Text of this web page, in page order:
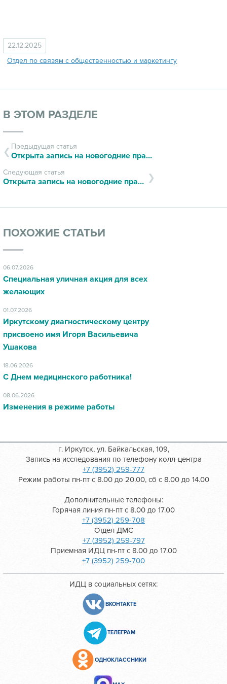
22.12.2025
Отдел по связям с общественностью и маркетингу
В ЭТОМ РАЗДЕЛЕ
Предыдущая статья
Открыта запись на новогодние праздники!
Следующая статья
Открыта запись на новогодние праздники!
ПОХОЖИЕ СТАТЬИ
06.07.2026
Специальная уличная акция для всех
желающих
01.07.2026
Иркутскому диагностическому центру
присвоено имя Игоря Васильевича
Ушакова
18.06.2026
С Днем медицинского работника!
08.06.2026
Изменения в режиме работы
г. Иркутск, ул. Байкальская, 109,
Запись на исследования по телефону колл-центра
+7 (3952) 259-777
Режим работы пн-пт с 8.00 до 20.00, сб с 8.00 до 14.00
Дополнительные телефоны:
Горячая линия пн-пт с 8.00 до 17.00
+7 (3952) 259-708
Отдел ДМС
+7 (3952) 259-797
Приемная ИДЦ пн-пт с 8.00 до 17.00
+7 (3952) 259-700
ИДЦ в социальных сетях:
ВКОНТАКТЕ
ТЕЛЕГРАМ
ОДНОКЛАССНИКИ